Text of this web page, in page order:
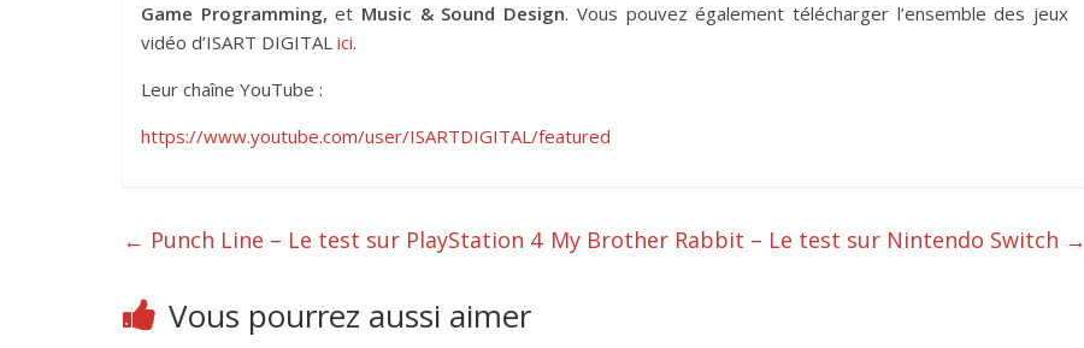
Game Programming, et Music & Sound Design. Vous pouvez également télécharger l’ensemble des jeux
vidéo d’ISART DIGITAL ici.
Leur chaîne YouTube :
https://www.youtube.com/user/ISARTDIGITAL/featured
← Punch Line – Le test sur PlayStation 4 My Brother Rabbit – Le test sur Nintendo Switch →
Vous pourrez aussi aimer